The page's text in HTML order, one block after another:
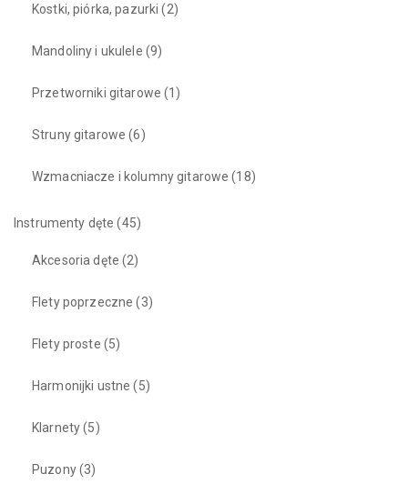
Kostki, piórka, pazurki (2)
Mandoliny i ukulele (9)
Przetworniki gitarowe (1)
Struny gitarowe (6)
Wzmacniacze i kolumny gitarowe (18)
Instrumenty dęte (45)
Akcesoria dęte (2)
Flety poprzeczne (3)
Flety proste (5)
Harmonijki ustne (5)
Klarnety(5)
Puzony(3)